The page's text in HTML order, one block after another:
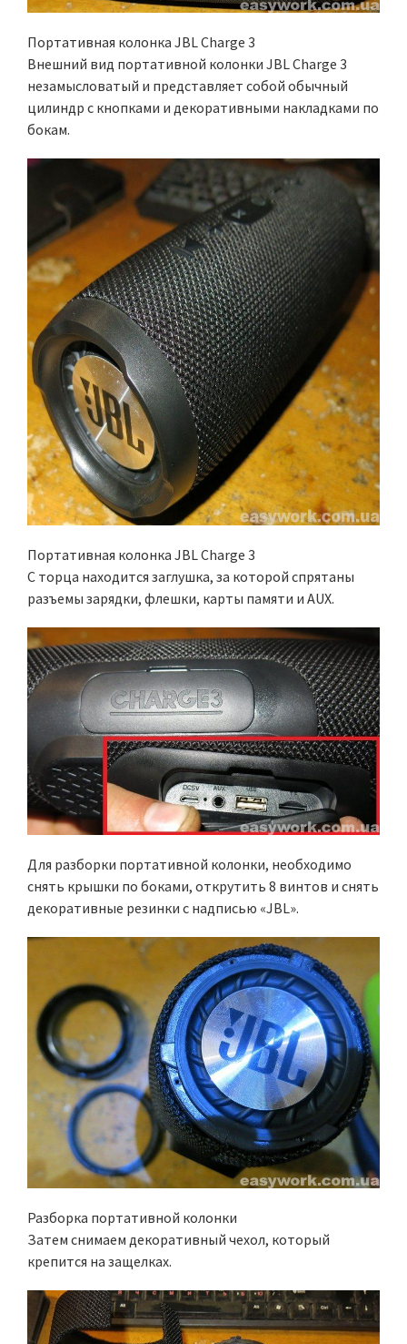
Портативная колонка JBL Charge 3
Внешний вид портативной колонки JBL Charge 3
незамысловатый и представляет собой обычный
цилиндр с кнопками и декоративными накладками по
бокам.
Портативная колонка JBL Charge 3
С торца находится заглушка, за которой спрятаны
разъемы зарядки, флешки, карты памяти и AUX.
Для разборки портативной колонки, необходимо
снять крышки по боками, открутить 8 винтов и снять
декоративные резинки с надписью «JBL».
Разборка портативной колонки
Затем снимаем декоративный чехол, который
крепится на защелках.